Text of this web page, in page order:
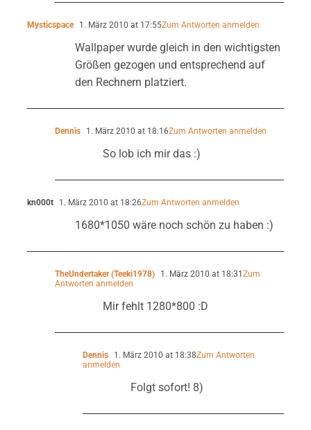
Mysticspace 1. März 2010 at 17:55Zum Antworten anmelden
Wallpaper wurde gleich in den wichtigsten
Größen gezogen und entsprechend auf
den Rechnern platziert.
Dennis 1. März 2010 at 18:16Zum Antworten anmelden
So lob ich mir das :)
kn000t 1. März 2010 at 18:26Zum Antworten anmelden
1680*1050 wäre noch schön zu haben :)
TheUndertaker (Teeki1978) 1. März 2010 at 18:31Zum
Antworten anmelden
Mir fehlt 1280*800 :D
Dennis 1. März 2010 at 18:38Zum Antworten
anmelden
Folgt sofort! 8)